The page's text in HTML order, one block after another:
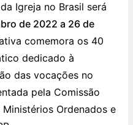
Igreja no Brasil será
de 2022 a 26 de
comemora os 40
dedicado à
das vocações no
pela Comissão
Ordenados e